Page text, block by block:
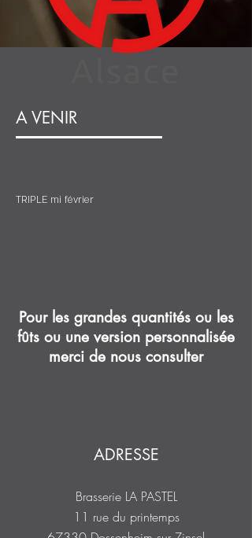
A VENIR
TRIPLE mi février
Pour les grandes quantités ou les
fûts ou une version personnalisée
merci de nous consulter
ADRESSE
Brasserie LA PASTEL
11 rue du printemps